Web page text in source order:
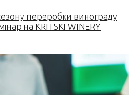
переробки винограду
на KRITSKI WINERY